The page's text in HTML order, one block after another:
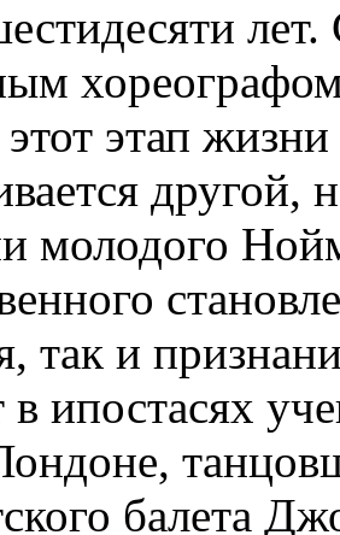
этап
другой,
молодого
так и
в ипостасях
балета